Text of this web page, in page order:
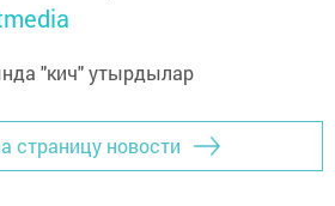
страницу новости